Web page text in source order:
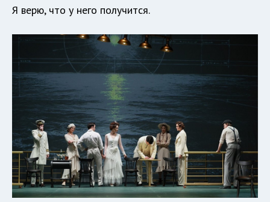
Я верю, что у него получится.